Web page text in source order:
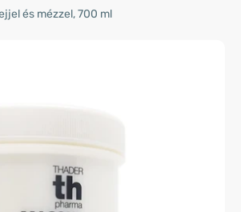
és mézzel, 700 ml